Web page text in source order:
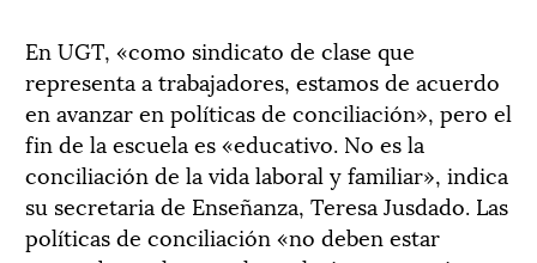
En UGT, «como sindicato de clase que
representa a trabajadores, estamos de acuerdo
en avanzar en políticas de conciliación», pero el
fin de la escuela es «educativo. No es la
conciliación de la vida laboral y familiar», indica
su secretaria de Enseñanza, Teresa Jusdado. Las
políticas de conciliación «no deben estar